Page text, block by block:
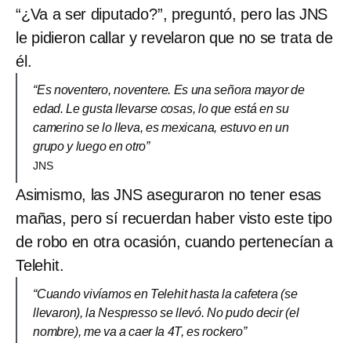
“¿Va a ser diputado?”, preguntó, pero las JNS
le pidieron callar y revelaron que no se trata de
él.
“Es noventero, noventere. Es una señora mayor de
edad. Le gusta llevarse cosas, lo que está en su
camerino se lo lleva, es mexicana, estuvo en un
grupo y luego en otro”
JNS
Asimismo, las JNS aseguraron no tener esas
mañas, pero sí recuerdan haber visto este tipo
de robo en otra ocasión, cuando pertenecían a
Telehit.
“Cuando vivíamos en Telehit hasta la cafetera (se
llevaron), la Nespresso se llevó. No pudo decir (el
nombre), me va a caer la 4T, es rockero”